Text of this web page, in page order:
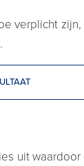
verplicht
uit